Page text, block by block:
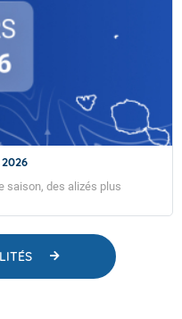
saison, des alizés plus